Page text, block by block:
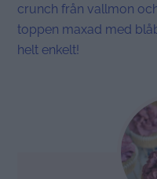
crunch från vallmon
toppen maxad med
helt enkelt!